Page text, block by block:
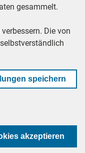
DATENSCHUTZ
Navigation
gesammelt.
Die von
speichern
akzeptieren